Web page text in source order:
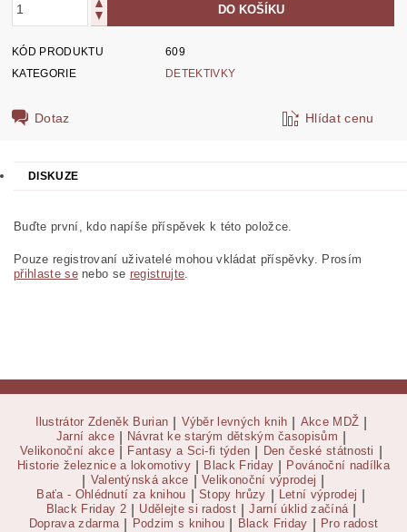
KÓD PRODUKTU
609
KATEGORIE
DETEKTIVKY
Dotaz Hlídat cenu
DISKUZE
Buďte první, kdo napíše příspěvek k této položce.
Pouze registrovaní uživatelé mohou vkládat příspěvky. Prosím
přihlaste senebo se registrujte.
Ilustrátor Zdeněk Burian Výběr levných knih Akce MDŽ
Jarní akce Návrat ke starým dětským časopisům
Velikonoční akce Fantasy a Sci-fi týden Den české státnosti
Historie železnice a lokomotivy Black Friday Povánoční nadílka
Valentýnská akce Velikonoční výprodej
Baťa - Ohlédnutí za knihou Stopy hrůzy Letní výprodej
Black Friday 2 Udělejte si radost Jarní úklid začíná
Doprava zdarma Podzim s knihou Black Friday Pro radost